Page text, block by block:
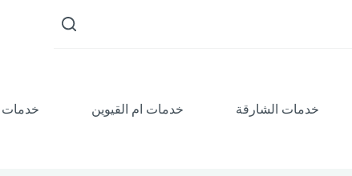
ز
خدمات الشارقة خدمات ام القيوين خدمات